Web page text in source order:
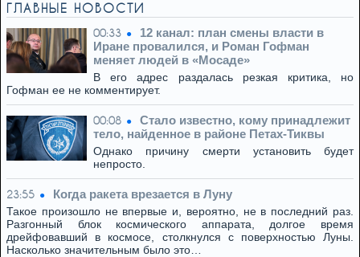
ГЛАВНЫЕ НОВОСТИ
00:33
12 канал: план смены власти в
Иране провалился, и Роман Гофман
меняет людей в «Мосаде»
В его адрес раздалась резкая критика, но
Гофман ее не комментирует.
00:08
Стало известно, кому принадлежит
тело, найденное в районе Петах-Тиквы
Однако причину смерти установить будет
непросто.
23:55 Когда ракета врезается в Луну
Такое произошло не впервые и, вероятно, не в последний раз.
Разгонный блок космического аппарата, долгое время
дрейфовавший в космосе, столкнулся с поверхностью Луны.
Насколько значительным было это…